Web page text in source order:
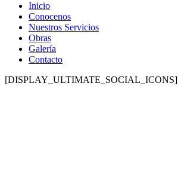
Inicio
Conocenos
Nuestros Servicios
Obras
Galería
Contacto
[DISPLAY_ULTIMATE_SOCIAL_ICONS]